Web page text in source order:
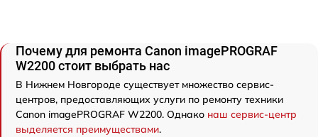
Почему для ремонта Canon imagePROGRAF
W2200 стоит выбрать нас
В Нижнем Новгороде существует множество сервис-
центров, предоставляющих услуги по ремонту техники
Canon imagePROGRAF W2200. Однако наш сервис-центр
выделяется преимуществами.